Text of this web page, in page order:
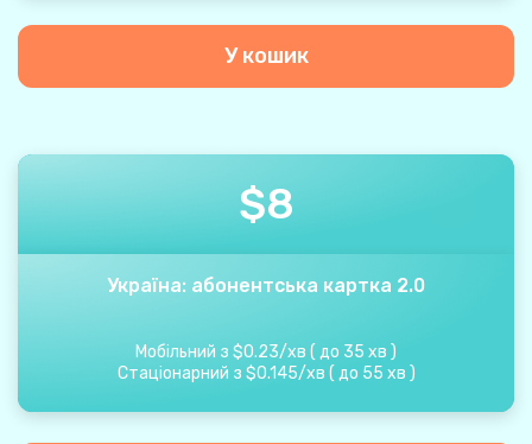
У кошик
$8
Україна: абонентська картка 2.0
Мобільний з $0.23/хв ( до 35 хв )
Стаціонарний з $0.145/хв ( до 55 хв )